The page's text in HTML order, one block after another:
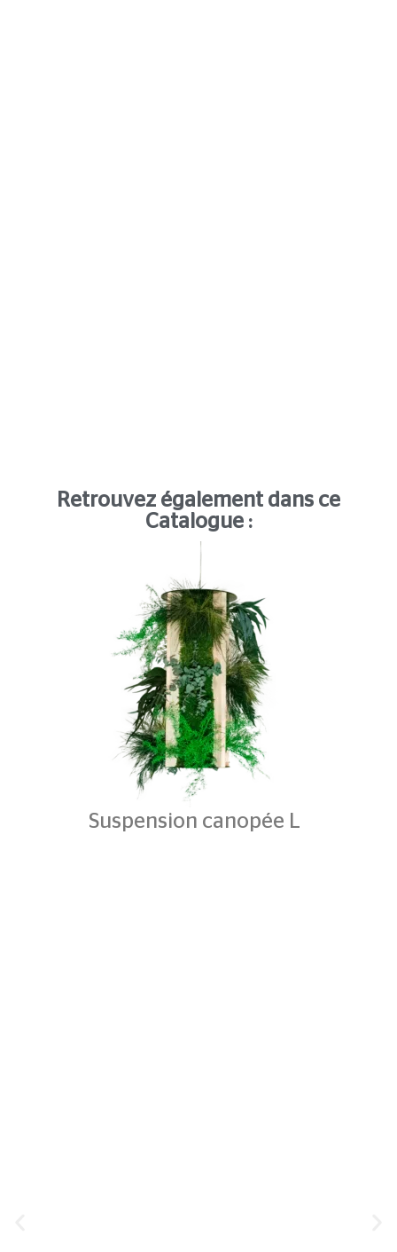
Retrouvez également dans ce
Catalogue :
Suspension canopée L